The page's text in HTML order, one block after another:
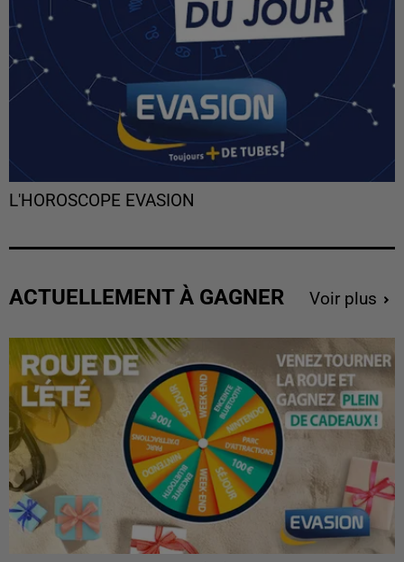
L'HOROSCOPE EVASION
ACTUELLEMENT À GAGNER Voir plus